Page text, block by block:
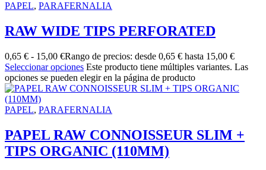
PAPEL, PARAFERNALIA
RAW WIDE TIPS PERFORATED
0,65 € - 15,00 €Rango de precios: desde 0,65 € hasta 15,00 €
Seleccionar opciones Este producto tiene múltiples variantes. Las
opciones se pueden elegir en la página de producto
PAPEL, PARAFERNALIA
PAPEL RAW CONNOISSEUR SLIM +
TIPS ORGANIC (110MM)